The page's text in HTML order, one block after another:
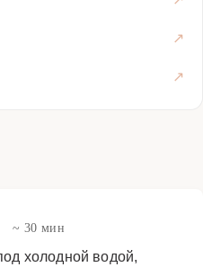
~ 30 мин
холодной водой,